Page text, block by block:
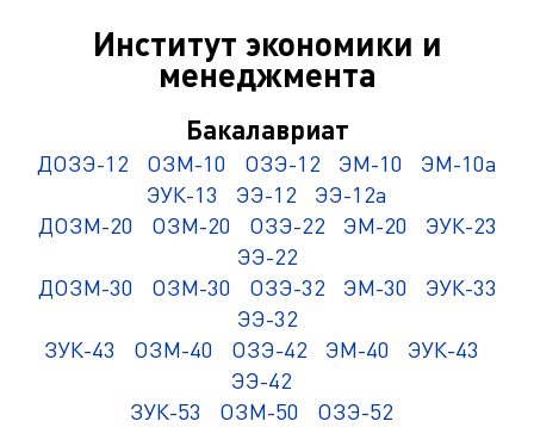
Институт экономики и
менеджмента
Бакалавриат
ДОЗЭ-12 ОЗМ-10 ОЗЭ-12 ЭМ-10
ЭМ-10а
ЭУК-13
ЭЭ-12
ЭЭ-12а
ДОЗМ-20
ОЗМ-20 ОЗЭ-22 ЭМ-20
ЭУК-23
ЭЭ-22
ДОЗМ-30
ОЗМ-30 ОЗЭ-32 ЭМ-30
ЭУК-33
ЭЭ-32
ЗУК-43
ОЗМ-40 ОЗЭ-42 ЭМ-40
ЭУК-43
ЭЭ-42
ЗУК-53
ОЗМ-50 ОЗЭ-52